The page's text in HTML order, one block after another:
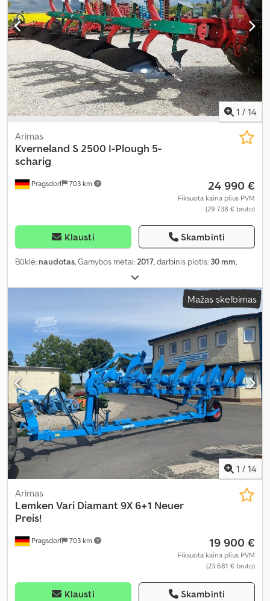
1 / 14
Pragsdorf 703 km
Arimas
Kverneland S 2500 I-Plough 5-
scharig
24 990 €
Fiksuota kaina plius PVM
(29 738 € bruto)
Klausti Skambinti
Būklė: naudotas, Gamybos metai: 2017, darbinis plotis: 30 mm,
Mažas skelbimas
1 / 14
Pragsdorf 703 km
Arimas
Lemken Vari Diamant 9X 6+1 Neuer
Preis!
19 900 €
Fiksuota kaina plius PVM
(23 681 € bruto)
Klausti Skambinti